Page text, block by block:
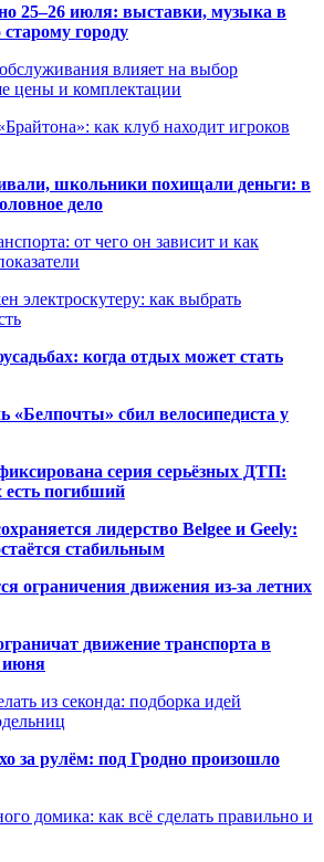
25–26 июля: выставки, музыка в
городу
влияет на выбор
цены и комплектации
как клуб находит игроков
школьники похищали деньги: в
дело
от чего он зависит и как
электроскутеру: как выбрать
когда отдых может стать
«Белпочты» сбил велосипедиста у
серия серьёзных ДТП:
есть погибший
лидерство Belgee и Geely:
стабильным
ограничения движения из-за летних
движение транспорта в
июня
из секонда: подборка идей
за рулём: под Гродно произошло
домика: как всё сделать правильно и